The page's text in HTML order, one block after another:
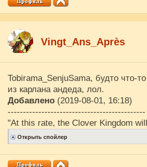
Vingt_Ans_Après
Tobirama_SenjuSama, будто что-
из карлана андеда, лол.
Добавлено (2019-08-01, 16:18)
---------------------------------------------
"At this rate, the Clover Kingdom